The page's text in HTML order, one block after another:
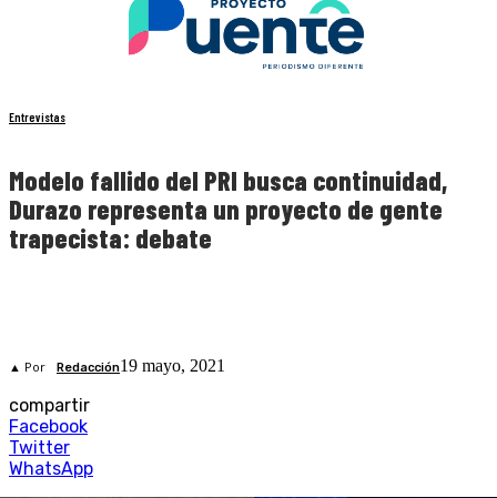
Entrevistas
Modelo fallido del PRI busca continuidad,
Durazo representa un proyecto de gente
trapecista: debate
▲ Por Redacción19 mayo, 2021
compartir
Facebook
Twitter
WhatsApp